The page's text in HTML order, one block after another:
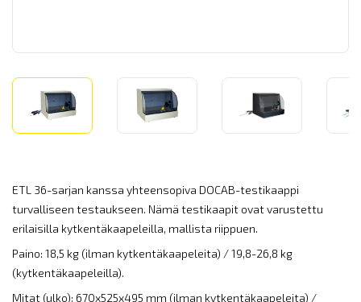
ETL 36-sarjan kanssa yhteensopiva DOCAB-testikaappi
turvalliseen testaukseen. Nämä testikaapit ovat varustettu
erilaisilla kytkentäkaapeleilla, mallista riippuen.
Paino: 18,5 kg (ilman kytkentäkaapeleita) / 19,8-26,8 kg
(kytkentäkaapeleilla).
Mitat (ulko): 670x525x495 mm (ilman kytkentäkaapeleita) /